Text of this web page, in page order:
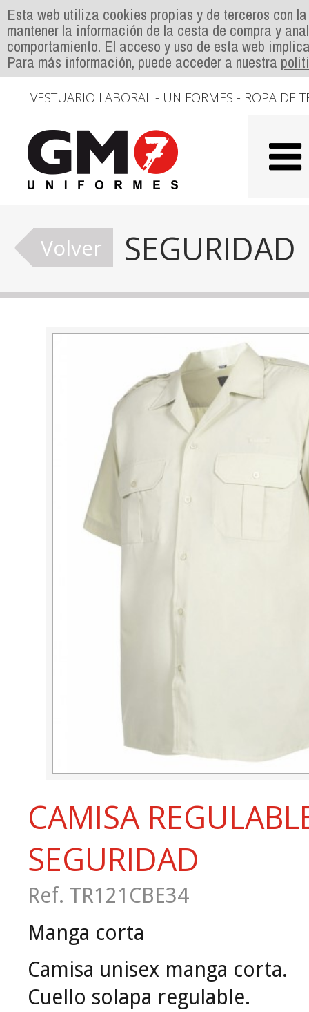
Esta web utiliza cookies propias y de terceros con
mantener la información de la cesta de compra y
comportamiento. El acceso y uso de esta web
Para más información, puede acceder a nuestra
VESTUARIO LABORAL - UNIFORMES - ROPA DE
Volver SEGURIDAD
CAMISA
SEGURIDAD
Ref. TR121CBE34
Manga corta
Camisa unisex manga corta.
Cuello solapa regulable.